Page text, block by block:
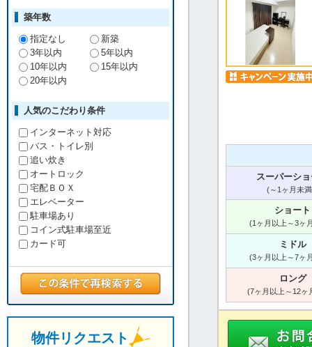
スーパーシ
(～1ヶ月未
ショート
(1ヶ月以上～3ヶ
ミドル
(3ヶ月以上～7ヶ
ロング
(7ヶ月以上～12ヶ
築年数
指定なし
新築
3年以内
5年以内
10年以内
15年以内
20年以内
人気のこだわり条件
インターネット対応
バス・トイレ別
追い炊き
オートロック
宅配ＢＯＸ
エレベーター
駐車場あり
コイン式駐車場至近
カード可
物件リクエスト